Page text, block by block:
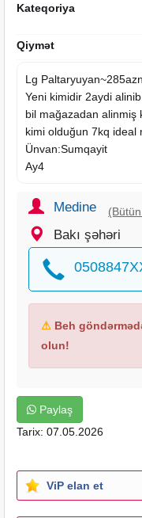
Kateqoriya
Qiymət
Lg Paltaryuyan~285azn
Yeni kimidir 2aydi
bil mağazadan alinmiş
kimi olduğun 7kq ideal
Ünvan:Sumqayit
Ay4
Medine
Bakı şəhəri
⚠ Beh
olun!
Paylaş
Tarix: 07.05.2026
ViP elan et